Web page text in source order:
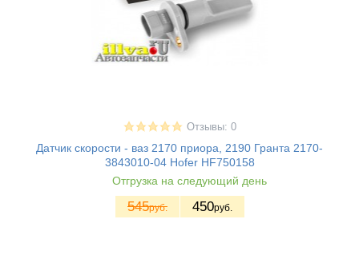
Отзывы: 0
Датчик скорости - ваз 2170 приора, 2190 Гранта 2170-
3843010-04 Hofer HF750158
Отгрузка на следующий день
545руб. 450руб.